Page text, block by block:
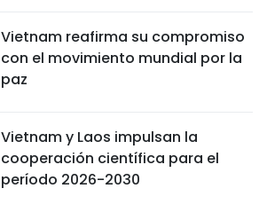
Vietnam reafirma su compromiso
con el movimiento mundial por la
paz
Vietnam y Laos impulsan la
cooperación científica para el
período 2026-2030